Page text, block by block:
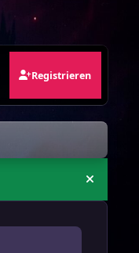
Registrieren